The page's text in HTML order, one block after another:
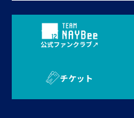
公式ファンクラブ
チケット